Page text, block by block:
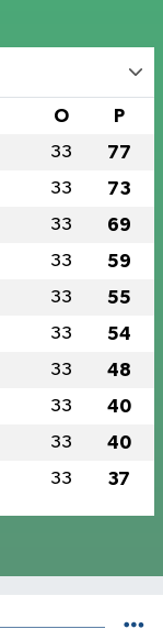
O P
33 77
33 73
33 69
33 59
33 55
33 54
33 48
33 40
33 40
33 37